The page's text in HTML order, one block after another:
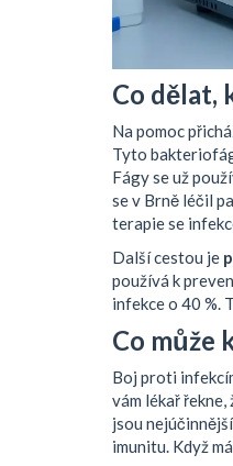
Co dělat,
Na pomoc
Tyto
Fágy se už
se v Brně léčil
terapie se
Další cestou je
používá k
infekce o 40 %.
Co může
Boj proti
vám lékař
jsou
imunitu. Když